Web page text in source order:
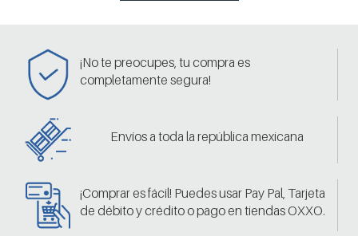
¡No te preocupes, tu compra es
completamente segura!
Envíos a toda la república mexicana
¡Comprar es fácil! Puedes usar Pay Pal, Tarjeta
de débito y crédito o pago en tiendas OXXO.